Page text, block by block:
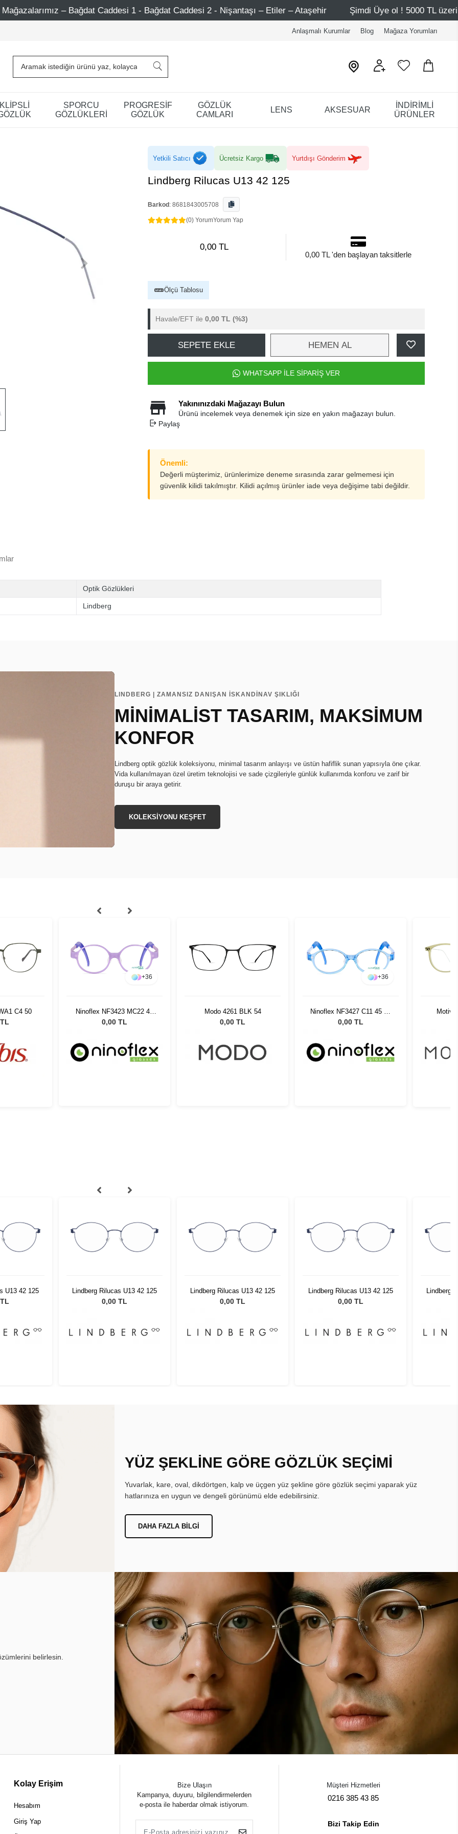
Caddesi 1 - Bağdat Caddesi 2 - Nişantaşı – Etiler – Ataşehir Şimdi Üye ol ! 5000 TL üzeri ilk alışverişinde 500 TL
Anlaşmalı Kurumlar Blog Mağaza Yorumları
KLİPSLİ
SPORCU
GÖZLÜKLERİ
PROGRESİF
GÖZLÜK
GÖZLÜK
CAMLARI
LENS AKSESUAR
İNDİRİMLİ
ÜRÜNLER
Yetkili Satıcı Ücretsiz Kargo Yurtdışı Gönderim
Lindberg Rilucas U13 42 125
Barkod : 8681843005708
(0) YorumYorum Yap
0,00 TL
0,00 TL 'den başlayan taksitlerle
Ölçü Tablosu
Havale/EFT ile 0,00 TL (%3)
SEPETE EKLE HEMEN AL
WHATSAPP İLE SİPARİŞ VER
Yakınınızdaki Mağazayı Bulun
Ürünü incelemek veya denemek için size en yakın mağazayı bulun.
Paylaş
Önemli:
Değerli müşterimiz, ürünlerimize deneme sırasında zarar gelmemesi için
güvenlik kilidi takılmıştır. Kilidi açılmış ürünler iade veya değişime tabi değildir.
Optik Gözlükleri
Lindberg
LINDBERG | ZAMANSIZ DANIŞAN İSKANDİNAV ŞIKLIĞI
MİNİMALİST TASARIM, MAKSİMUM
KONFOR
Lindberg optik gözlük koleksiyonu, minimal tasarım anlayışı ve üstün hafiflik sunan yapısıyla öne çıkar.
Vida kullanılmayan özel üretim teknolojisi ve sade çizgileriyle günlük kullanımda konforu ve zarif bir
duruşu bir araya getirir.
KOLEKSİYONU KEŞFET
C4 50
+36
Ninoflex NF3423 MC22 42
15 128
0,00 TL
Modo 4261 BLK 54
0,00 TL
+36
Ninoflex NF3427 C11 45 15
128
0,00 TL
U13 42 125 Lindberg Rilucas U13 42 125
0,00 TL
Lindberg Rilucas U13 42 125
0,00 TL
Lindberg Rilucas U13 42 125
0,00 TL
Lindberg
YÜZ ŞEKLİNE GÖRE GÖZLÜK SEÇİMİ
Yuvarlak, kare, oval, dikdörtgen, kalp ve üçgen yüz şekline göre gözlük seçimi yaparak yüz
hatlarınıza en uygun ve dengeli görünümü elde edebilirsiniz.
DAHA FAZLA BILGI
belirlesin.
Kolay Erişim
Hesabım
Giriş Yap
Bize Ulaşın
Kampanya, duyuru, bilgilendirmelerden
e-posta ile haberdar olmak istiyorum.
Müşteri Hizmetleri
0216 385 43 85
Bizi Takip Edin